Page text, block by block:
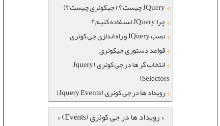
JQuery چیست ؟ ( جیکوئری چیست ؟)
چرا JQuery استفاده کنیم ؟
نصب JQuery و راه اندازی جی کوئری
قواعد دستوری جیکوئری
انتخاب گر ها در جی کوئری (Jquery
Selectors)
رویداد ها در جی کوئری (Jquery Events)
« رویداد ها در جی کوئری (Events) »